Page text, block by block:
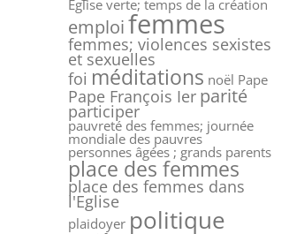
Eglise verte; temps de la création
emploifemmes
femmes; violences sexistes
et sexuelles
foi méditations noël Pape
Pape François Ier parité
participer
pauvreté des femmes; journée
mondiale des pauvres
personnes âgées ; grands parents
place des femmes
place des femmes dans
l'Eglise
plaidoyer politique